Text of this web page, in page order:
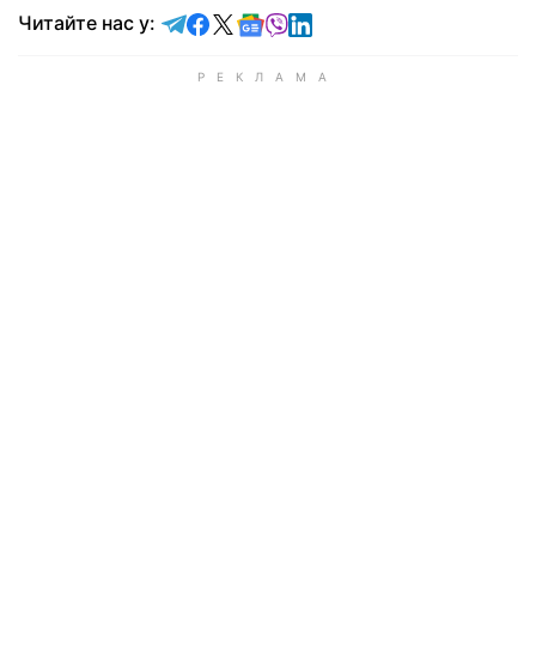
Читайте нас у: Читайте у Telegram
Читайте у Facebook
Читайте у X
Читайте у Google news
Читайте у Viber
Читайте у LinkedIn